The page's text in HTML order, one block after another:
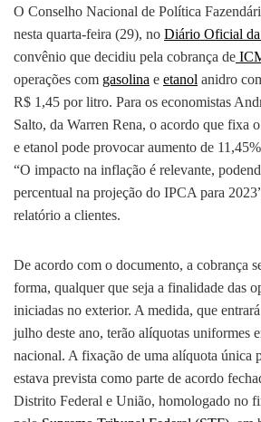
O Conselho Nacional de Política
nesta quarta-feira (29), no Diário Oficial
convênio que decidiu pela cobrança de
operações com gasolina e etanol anidro
R$ 1,45 por litro. Para os economistas
Salto, da Warren Rena, o acordo que fixa
e etanol pode provocar aumento de
“O impacto na inflação é relevante,
percentual na projeção do IPCA para
relatório a clientes.
De acordo com o documento, a cobrança
forma, qualquer que seja a finalidade das
iniciadas no exterior. A medida, que
julho deste ano, terão alíquotas uniformes
nacional. A fixação de uma alíquota única
estava prevista como parte de acordo
Distrito Federal e União, homologado no